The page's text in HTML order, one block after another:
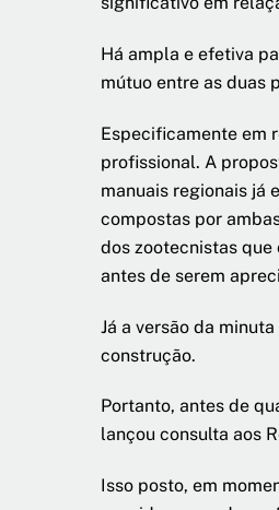
Há ampla e efetiva
mútuo entre as duas
Especificamente em
profissional. A
manuais regionais já
compostas por
dos zootecnistas que
antes de serem
Já a versão da
construção.
Portanto, antes de
lançou consulta aos
Isso posto, em